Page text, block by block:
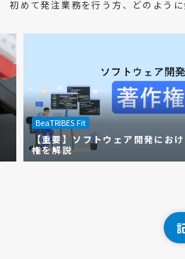
初めて発注業務を行う方、どのよう
BeaTRIBES Fit
【重要】ソフトウェア開発にお
権を解説